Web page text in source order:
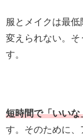
服とメイクは最
変えられない。そ
す。
短時間で「いい
す。そのために